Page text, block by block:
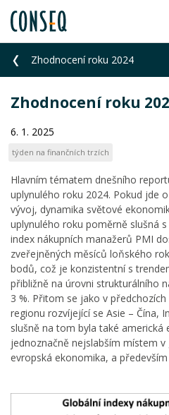
Zhodnocení roku 2024
Zhodnocení roku
6. 1. 2025
týden na finančních trzích
Hlavním tématem dnešního
uplynulého roku 2024. Pokud jde
vývoj, dynamika světové
uplynulého roku poměrně slušná
index nákupních manažerů PMI
zveřejněných měsíců loňského
bodů, což je konzistentní s
přibližně na úrovni strukturálního
3 %. Přitom se jako v
regionu rozvíjející se Asie – Čína,
slušně na tom byla také americká
jednoznačně nejslabším místem
evropská ekonomika, a